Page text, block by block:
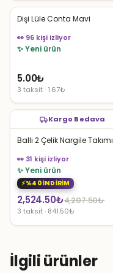
Dişi Lüle Conta Mavi
👀 96 kişi izliyor
✨ Yeni ürün
5.00₺
3 taksit · 1.67₺
Kargo Bedava
Ballı 2 Çelik Nargile Takımı
👀 31 kişi izliyor
✨ Yeni ürün
%40 İNDİRİM
4,207.50₺
Orijinal
fiyat:
2,524.50₺
Şu
andaki
3 taksit · 841.50₺
İlgili ürünler